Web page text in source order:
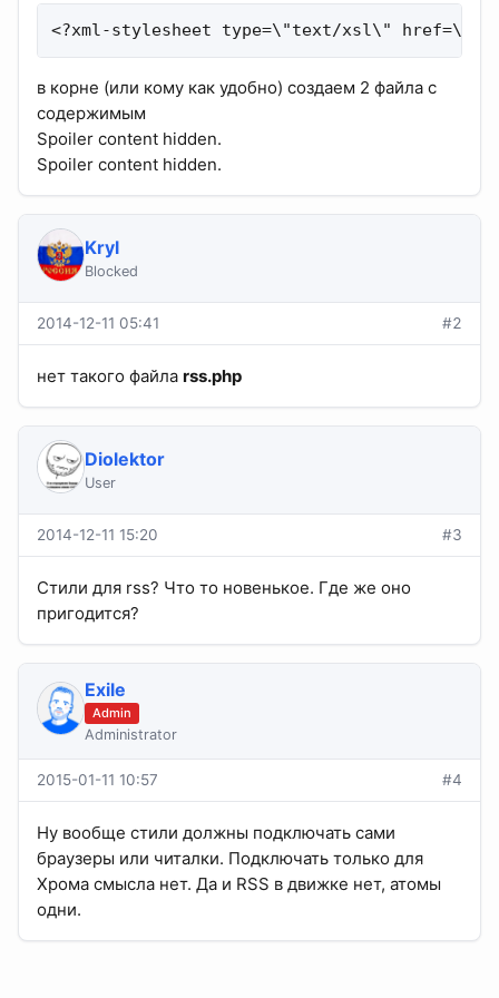
<?xml-stylesheet type=\"text/xsl\" href=\"/
в корне (или кому как удобно) создаем 2 файла с
содержимым
Spoiler content hidden.
Spoiler content hidden.
Kryl
Blocked
2014-12-11 05:41 #2
нет такого файла rss.php
Diolektor
User
2014-12-11 15:20 #3
Стили для rss? Что то новенькое. Где же оно
пригодится?
Exile
Admin
Administrator
2015-01-11 10:57 #4
Ну вообще стили должны подключать сами
браузеры или читалки. Подключать только для
Хрома смысла нет. Да и RSS в движке нет, атомы
одни.